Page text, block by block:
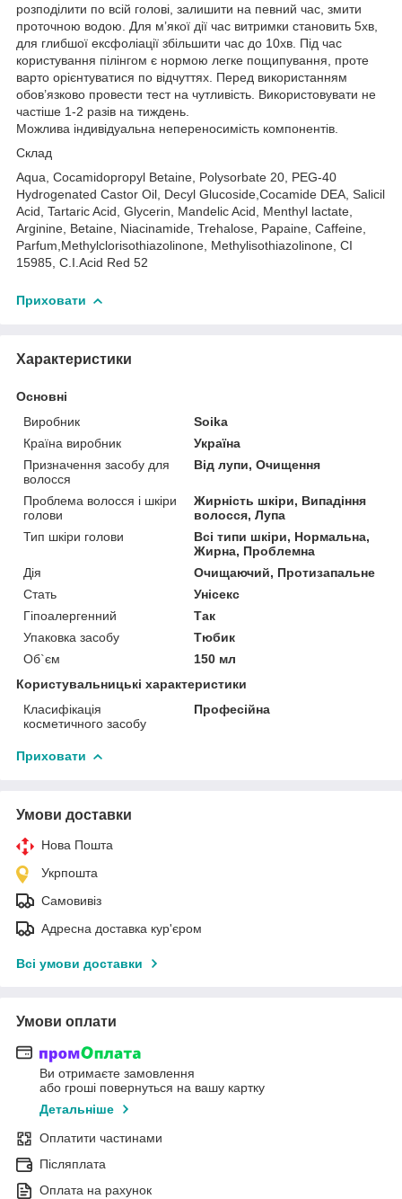
розподілити по всій голові, залишити на певний час, змити
проточною водою. Для м’якої дії час витримки становить 5хв,
для глибшої ексфоліації збільшити час до 10хв. Під час
користування пілінгом є нормою легке пощипування, проте
варто орієнтуватися по відчуттях. Перед використанням
обов’язково провести тест на чутливість. Використовувати не
частіше 1-2 разів на тиждень.
Можлива індивідуальна непереносимість компонентів.
Склад
Aqua, Cocamidopropyl Betaine, Polysorbate 20, PEG-40
Hydrogenated Castor Oil, Decyl Glucoside,Cocamide DEA, Salicil
Acid, Tartaric Acid, Glycerin, Mandelic Acid, Menthyl lactate,
Arginine, Betaine, Niacinamide, Trehalose, Papaine, Caffeine,
Parfum,Methylclorisothiazolinone, Methylisothiazolinone, CI
15985, C.I.Acid Red 52
Приховати
Характеристики
Основні
Виробник
Soika
Країна виробник
Україна
Призначення засобу для
волосся
Від лупи, Очищення
Проблема волосся і шкіри
голови
Жирність шкіри, Випадіння
волосся, Лупа
Тип шкіри голови
Всі типи шкіри, Нормальна,
Жирна, Проблемна
Дія
Очищаючий, Протизапальне
Стать
Унісекс
Гіпоалергенний
Так
Упаковка засобу
Тюбик
Об`єм
150 мл
Користувальницькі характеристики
Класифікація
косметичного засобу
Професійна
Приховати
Умови доставки
Нова Пошта
Укрпошта
Самовивіз
Адресна доставка кур'єром
Всі умови доставки
Умови оплати
Ви отримаєте замовлення
або гроші повернуться на вашу картку
Детальніше
Оплатити частинами
Післяплата
Оплата на рахунок